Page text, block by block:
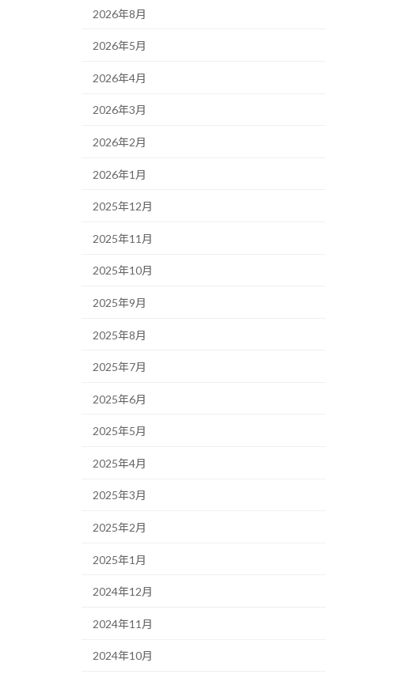
2026年8月
2026年5月
2026年4月
2026年3月
2026年2月
2026年1月
2025年12月
2025年11月
2025年10月
2025年9月
2025年8月
2025年7月
2025年6月
2025年5月
2025年4月
2025年3月
2025年2月
2025年1月
2024年12月
2024年11月
2024年10月